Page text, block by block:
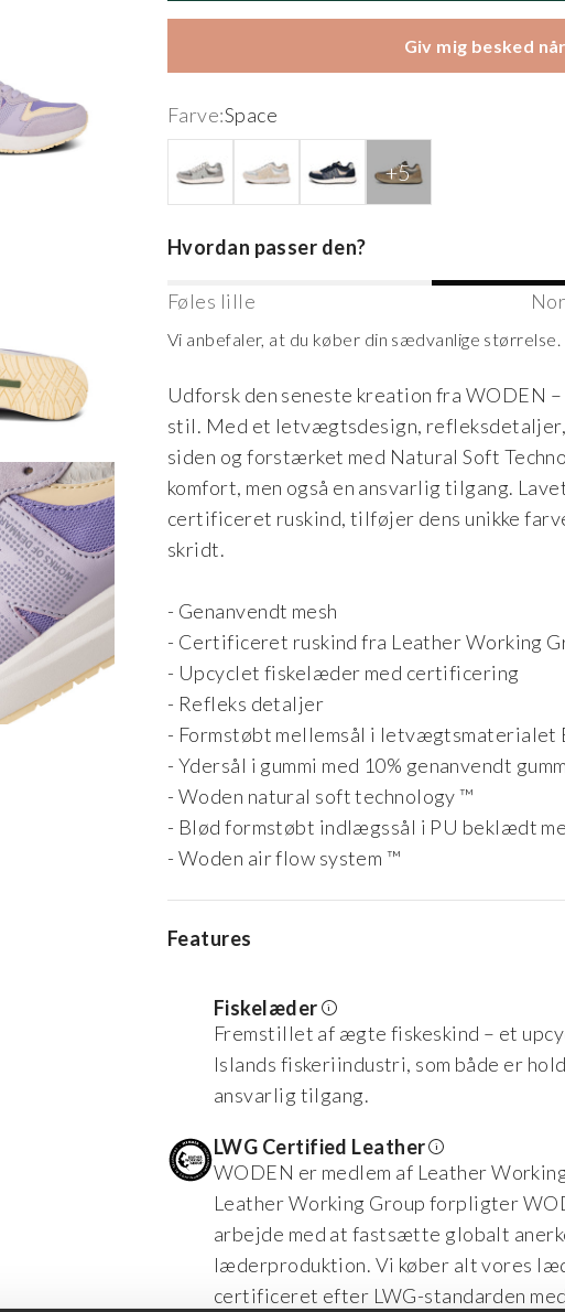
Giv mig besked
Farve:Space
Hvordan passer den?
Føles lille
Vi anbefaler, at du køber din sædvanlige størrelse.
Udforsk den seneste kreation fra WODEN
stil. Med et letvægtsdesign,
siden og forstærket med Natural Soft
komfort, men også en ansvarlig tilgang.
certificeret ruskind, tilføjer dens unikke
skridt.
- Genanvendt mesh
- Certificeret ruskind fra Leather Working
- Upcyclet fiskelæder med certificering
- Refleks detaljer
- Formstøbt mellemsål i letvægtsmaterialet
- Ydersål i gummi med 10% genanvendt
- Woden natural soft technology ™
- Blød formstøbt indlægssål i PU beklædt
- Woden air flow system ™
Features
Fiskelæder
Fremstillet af ægte fiskeskind – et
Islands fiskeriindustri, som både er
ansvarlig tilgang.
LWG Certified Leather
WODEN er medlem af Leather
Leather Working Group forpligter
arbejde med at fastsætte globalt
læderproduktion. Vi køber alt vores
certificeret efter LWG-standarden